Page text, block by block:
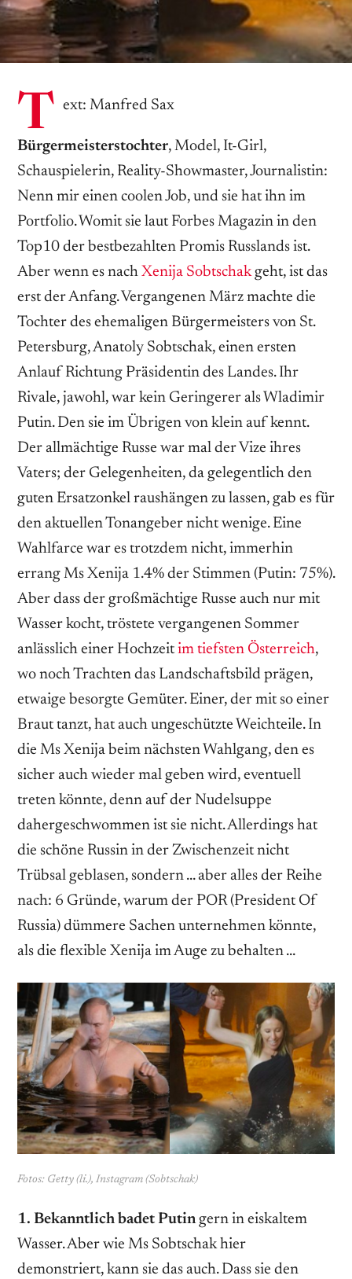
T ext: Manfred Sax
Bürgermeisterstochter, Model, It-Girl,
Schauspielerin, Reality-Showmaster, Journalistin:
Nenn mir einen coolen Job, und sie hat ihn im
Portfolio. Womit sie laut Forbes Magazin in den
Top10 der bestbezahlten Promis Russlands ist.
Aber wenn es nach Xenija Sobtschakgeht, ist das
erst der Anfang. Vergangenen März machte die
Tochter des ehemaligen Bürgermeisters von St.
Petersburg, Anatoly Sobtschak, einen ersten
Anlauf Richtung Präsidentin des Landes. Ihr
Rivale, jawohl, war kein Geringerer als Wladimir
Putin. Den sie im Übrigen von klein auf kennt.
Der allmächtige Russe war mal der Vize ihres
Vaters; der Gelegenheiten, da gelegentlich den
guten Ersatzonkel raushängen zu lassen, gab es für
den aktuellen Tonangeber nicht wenige. Eine
Wahlfarce war es trotzdem nicht, immerhin
errang Ms Xenija 1.4% der Stimmen (Putin: 75%).
Aber dass der großmächtige Russe auch nur mit
Wasser kocht, tröstete vergangenen Sommer
anlässlich einer Hochzeit im tiefsten Österreich,
wo noch Trachten das Landschaftsbild prägen,
etwaige besorgte Gemüter. Einer, der mit so einer
Braut tanzt, hat auch ungeschützte Weichteile. In
die Ms Xenija beim nächsten Wahlgang, den es
sicher auch wieder mal geben wird, eventuell
treten könnte, denn auf der Nudelsuppe
dahergeschwommen ist sie nicht. Allerdings hat
die schöne Russin in der Zwischenzeit nicht
Trübsal geblasen, sondern … aber alles der Reihe
nach: 6 Gründe, warum der POR (President Of
Russia) dümmere Sachen unternehmen könnte,
als die flexible Xenija im Auge zu behalten …
Fotos: Getty (li.), Instagram (Sobtschak)
1. Bekanntlich badet Putingern in eiskaltem
Wasser. Aber wie Ms Sobtschak hier
demonstriert, kann sie das auch. Dass sie den